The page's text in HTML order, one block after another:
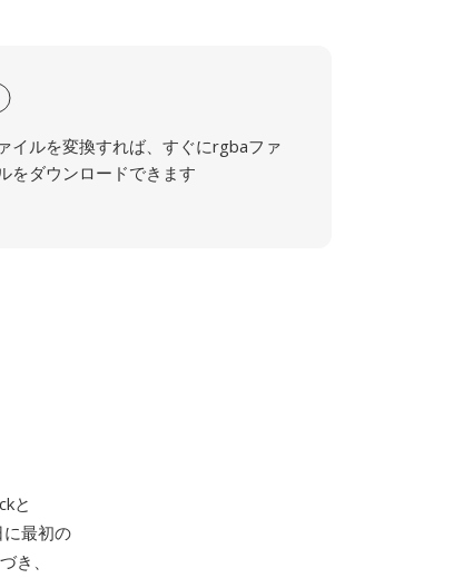
イルを変換すれば、すぐにrgbaファ
をダウンロードできます
と
最初の
き、